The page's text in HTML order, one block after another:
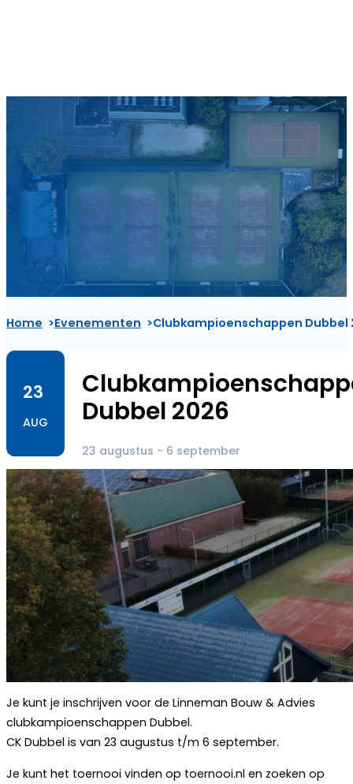
Home Evenementen Clubkampioenschappen Dubbel
23
AUG
Dubbel 2026
23 augustus - 6 september
Je kunt je inschrijven voor de Linneman Bouw & Advies
clubkampioenschappen Dubbel.
CK Dubbel is van 23 augustus t/m 6 september.
Je kunt het toernooi vinden op toernooi.nl en zoeken op